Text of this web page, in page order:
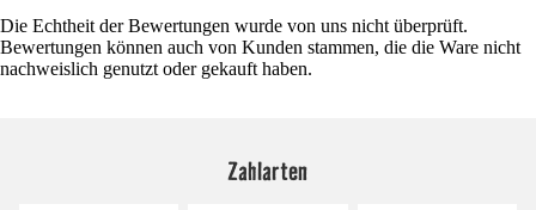
Die Echtheit der Bewertungen wurde von uns nicht überprüft.
Bewertungen können auch von Kunden stammen, die die Ware nicht
nachweislich genutzt oder gekauft haben.
Zahlarten